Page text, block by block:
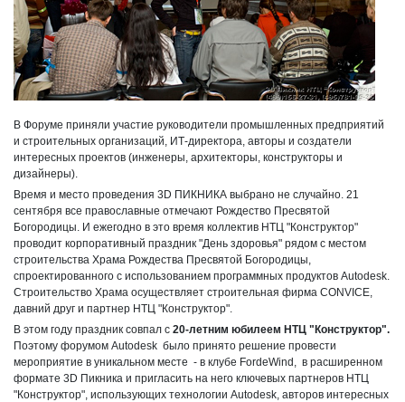
В Форуме приняли участие руководители промышленных предприятий
и строительных организаций, ИТ-директора, авторы и создатели
интересных проектов (инженеры, архитекторы, конструкторы и
дизайнеры).
Время и место проведения 3D ПИКНИКА выбрано не случайно. 21
сентября все православные отмечают Рождество Пресвятой
Богородицы. И ежегодно в это время коллектив НТЦ "Конструктор"
проводит корпоративный праздник "День здоровья" рядом с местом
строительства Храма Рождества Пресвятой Богородицы,
спроектированного с использованием программных продуктов Autodesk.
Строительство Храма осуществляет строительная фирма CONVICE,
давний друг и партнер НТЦ "Конструктор".
В этом году праздник совпал с 20-летним юбилеем НТЦ "Конструктор".
Поэтому форумом Autodesk было принято решение провести
мероприятие в уникальном месте - в клубе FordeWind, в расширенном
формате 3D Пикника и пригласить на него ключевых партнеров НТЦ
"Конструктор", использующих технологии Autodesk, авторов интересных